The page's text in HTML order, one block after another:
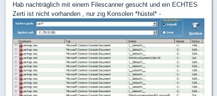
Hab nachträglich mit einem Filescanner gesucht und ein ECHTES
Zerti ist nicht vorhanden , nur zig Konsolen *hüstel* -